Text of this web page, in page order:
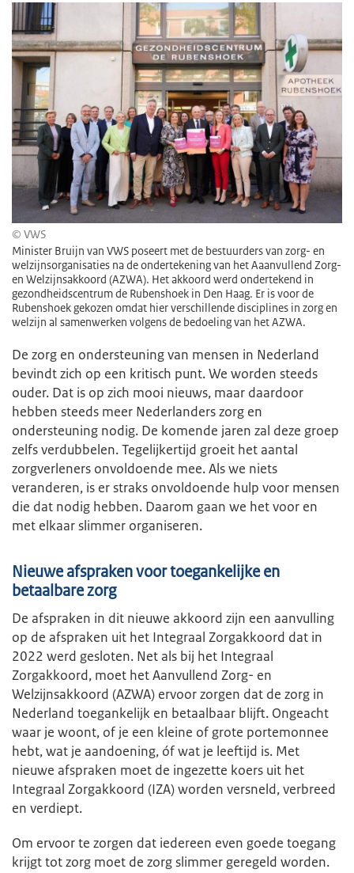
© VWS
Minister Bruijn van VWS poseert met de bestuurders van zorg- en
welzijnsorganisaties na de ondertekening van het Aaanvullend Zorg-
en Welzijnsakkoord (AZWA). Het akkoord werd ondertekend in
gezondheidscentrum de Rubenshoek in Den Haag. Er is voor de
Rubenshoek gekozen omdat hier verschillende disciplines in zorg en
welzijn al samenwerken volgens de bedoeling van het AZWA.
De zorg en ondersteuning van mensen in Nederland
bevindt zich op een kritisch punt. We worden steeds
ouder. Dat is op zich mooi nieuws, maar daardoor
hebben steeds meer Nederlanders zorg en
ondersteuning nodig. De komende jaren zal deze groep
zelfs verdubbelen. Tegelijkertijd groeit het aantal
zorgverleners onvoldoende mee. Als we niets
veranderen, is er straks onvoldoende hulp voor mensen
die dat nodig hebben. Daarom gaan we het voor en
met elkaar slimmer organiseren.
Nieuwe afspraken voor toegankelijke en
betaalbare zorg
De afspraken in dit nieuwe akkoord zijn een aanvulling
op de afspraken uit het Integraal Zorgakkoord dat in
2022 werd gesloten. Net als bij het Integraal
Zorgakkoord, moet het Aanvullend Zorg- en
Welzijnsakkoord (AZWA) ervoor zorgen dat de zorg in
Nederland toegankelijk en betaalbaar blijft. Ongeacht
waar je woont, of je een kleine of grote portemonnee
hebt, wat je aandoening, óf wat je leeftijd is. Met
nieuwe afspraken moet de ingezette koers uit het
Integraal Zorgakkoord (IZA) worden versneld, verbreed
en verdiept.
Om ervoor te zorgen dat iedereen even goede toegang
krijgt tot zorg moet de zorg slimmer geregeld worden.